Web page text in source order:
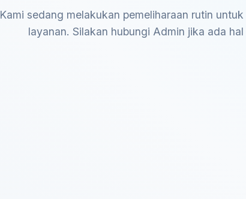
Kami sedang melakukan pemeliharaan rutin
layanan. Silakan hubungi Admin jika ada